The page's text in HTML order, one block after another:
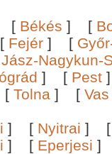
[ Békés ] [
[ Fejér ] [
Jász-Nagykun-
] [ Pest
[ Tolna ] [ Vas
] [ Nyitrai ]
] [ Eperjesi